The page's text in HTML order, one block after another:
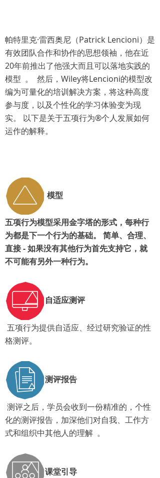
帕特里克·雷西奥尼（Patrick Lencioni）是
有效团队合作和协作的思想领袖，他在近
20年前推出了他强大而且可以落地实践的
模型 。 然后，Wiley将Lencioni的模型改
编为可量化的培训解决方案，将这种高度
参与度，以及个性化的学习体验变为现
实。 以下是关于五项行为®个人发展如何
运作的解释。
模型
五项行为模型采用金字塔的形式 ， 每种行
为都是下一个行为的基础。 简单、 合理、
直接 -如果没有其他行为首先支持它， 就
不可能有另外一种行为。
自适应测评
五项行为提供自适应、经过研究验证的性
格测评。
测评报告
测评之后，学员会收到一份精准的，个性
化的测评报告，加深他们对自我、工作方
式和组织中其他人的理解 。
课堂引导